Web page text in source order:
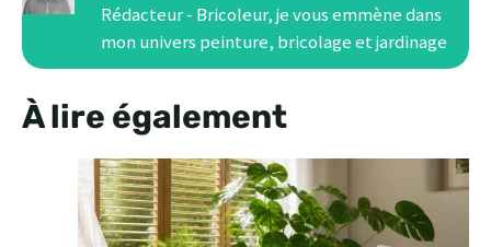
Rédacteur - Bricoleur, je vous emmène dans
mon univers peinture, bricolage et jardinage
À lire également